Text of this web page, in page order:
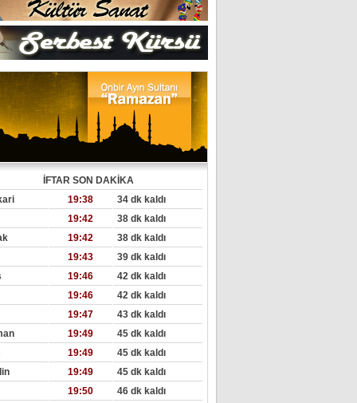
İFTAR SON DAKİKA
19:38
34 dk kaldı
19:42
38 dk kaldı
19:42
38 dk kaldı
19:43
39 dk kaldı
19:46
42 dk kaldı
19:46
42 dk kaldı
19:47
43 dk kaldı
19:49
45 dk kaldı
19:49
45 dk kaldı
19:49
45 dk kaldı
19:50
46 dk kaldı